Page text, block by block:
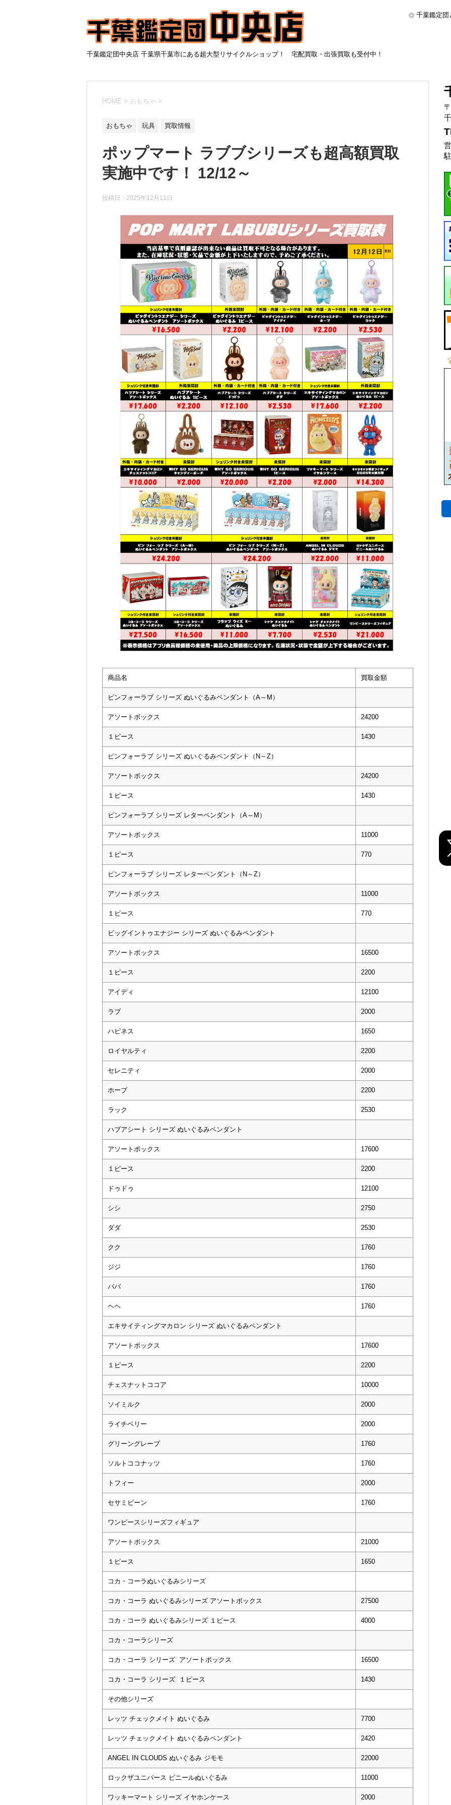
千葉鑑定団中央店 千葉県千葉市にある超大型リサイクルショップ！ 宅配買取・出張買取も受付中！
千葉鑑定団
HOME > おもちゃ >
おもちゃ 玩具 買取情報
ポップマート ラブブシリーズも超高額買取
実施中です！ 12/12～
投稿日： 2025年12月11日
商品名 買取金額
ピンフォーラブ シリーズ ぬいぐるみペンダント（A～M）
アソートボックス 24200
１ピース 1430
ピンフォーラブ シリーズ ぬいぐるみペンダント（N～Z）
アソートボックス 24200
１ピース 1430
ピンフォーラブ シリーズ レターペンダント（A～M）
アソートボックス 11000
１ピース 770
ピンフォーラブ シリーズ レターペンダント（N～Z）
アソートボックス 11000
１ピース 770
ビッグイントゥエナジー シリーズ ぬいぐるみペンダント
アソートボックス 16500
１ピース 2200
アイディ 12100
ラブ 2000
ハピネス 1650
ロイヤルティ 2200
セレニティ 2000
ホープ 2200
ラック 2530
ハブアシート シリーズ ぬいぐるみペンダント
アソートボックス 17600
１ピース 2200
ドゥドゥ 12100
シシ 2750
ダダ 2530
クク 1760
ジジ 1760
ババ 1760
ヘヘ 1760
エキサイティングマカロン シリーズ ぬいぐるみペンダント
アソートボックス 17600
１ピース 2200
チェスナットココア 10000
ソイミルク 2000
ライチベリー 2000
グリーングレープ 1760
ソルトココナッツ 1760
トフィー 2000
セサミビーン 1760
ワンピースシリーズフィギュア
アソートボックス 21000
１ピース 1650
コカ・コーラぬいぐるみシリーズ
コカ・コーラ ぬいぐるみシリーズ アソートボックス 27500
コカ・コーラ ぬいぐるみシリーズ １ピース 4000
コカ・コーラシリーズ
コカ・コーラ シリーズ アソートボックス 16500
コカ・コーラ シリーズ １ピース 1430
その他シリーズ
レッツ チェックメイト ぬいぐるみ 7700
レッツ チェックメイト ぬいぐるみペンダント 2420
ANGEL IN CLOUDS ぬいぐるみ ジモモ 22000
ロックザユニバース ビニールぬいぐるみ 11000
ワッキーマート シリーズ イヤホンケース 2000